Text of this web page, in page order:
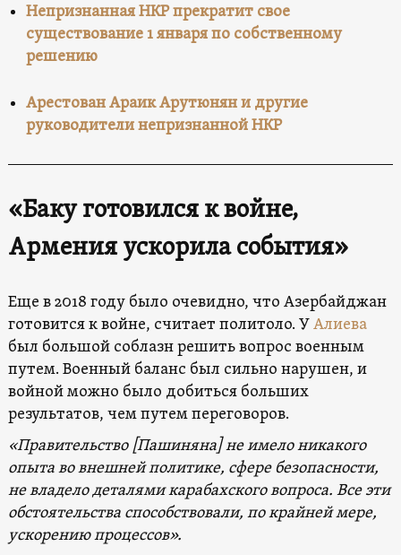
Непризнанная НКР прекратит свое
существование 1 января по собственному
решению
Арестован Араик Арутюнян и другие
руководители непризнанной НКР
«Баку готовился к войне,
Армения ускорила события»
Еще в 2018 году было очевидно, что Азербайджан
готовится к войне, считает политоло. УАлиева
был большой соблазн решить вопрос военным
путем. Военный баланс был сильно нарушен, и
войной можно было добиться больших
результатов, чем путем переговоров.
«Правительство [Пашиняна] не имело никакого
опыта во внешней политике, сфере безопасности,
не владело деталями карабахского вопроса. Все эти
обстоятельства способствовали, по крайней мере,
ускорению процессов».